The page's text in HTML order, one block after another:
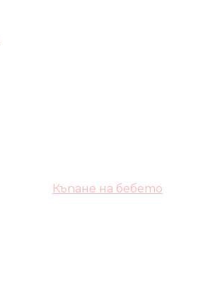
Къпане на бебето